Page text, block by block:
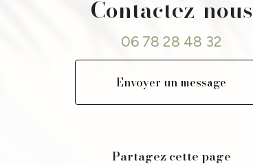
Contactez-nous
06 78 28 48 32
Envoyer un message
Partagez cette page